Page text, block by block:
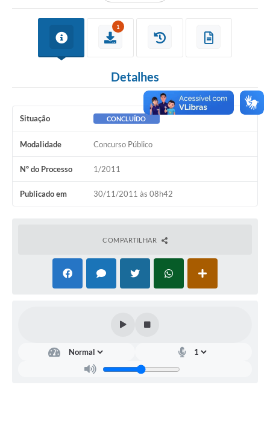
1
Detalhes
Situação CONCLUÍDO
Modalidade Concurso Público
Nº do Processo 1/2011
Publicado em 30/11/2011 às 08h42
COMPARTILHAR